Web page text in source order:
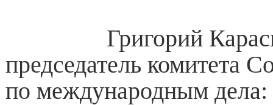
Григорий
председатель комитета
по международным дела: